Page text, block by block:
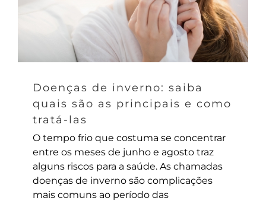
Doenças de inverno: saiba
quais são as principais e como
tratá-las
O tempo frio que costuma se concentrar
entre os meses de junho e agosto traz
alguns riscos para a saúde. As chamadas
doenças de inverno são complicações
mais comuns ao período das